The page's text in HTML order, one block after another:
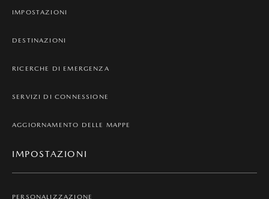
IMPOSTAZIONI
DESTINAZIONI
RICERCHE DI EMERGENZA
SERVIZI DI CONNESSIONE
AGGIORNAMENTO DELLE MAPPE
IMPOSTAZIONI
PERSONALIZZAZIONE